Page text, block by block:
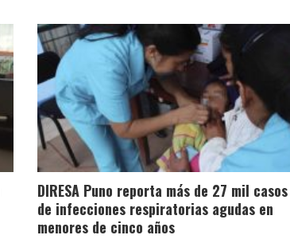
DIRESA Puno reporta más de 27 mil casos
de infecciones respiratorias agudas en
menores de cinco años